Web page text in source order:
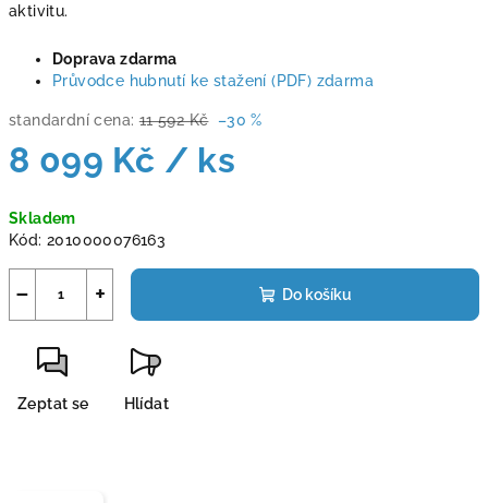
aktivitu.
Doprava zdarma
Průvodce hubnutí ke stažení (PDF) zdarma
standardní cena: 11 592 Kč –30 %
8 099 Kč / ks
cena:
Skladem
Kód: 2010000076163
+
− Do košíku
Zeptat se Hlídat